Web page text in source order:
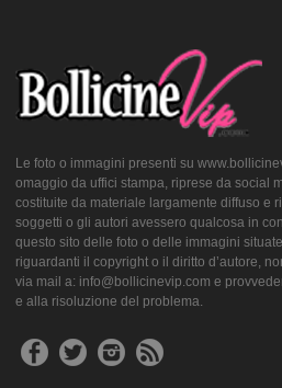
Le foto o immagini presenti su
omaggio da uffici stampa, riprese da social
costituite da materiale largamente diffuso e
soggetti o gli autori avessero qualcosa in
questo sito delle foto o delle immagini
riguardanti il copyright o il diritto d’autore,
via mail a: info@bollicinevip.com e
e alla risoluzione del problema.